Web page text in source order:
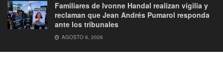
Familiares de Ivonne Handal realizan vigilia y
reclaman que Jean Andrés Pumarol responda
ante los tribunales
AGOSTO 6, 2026